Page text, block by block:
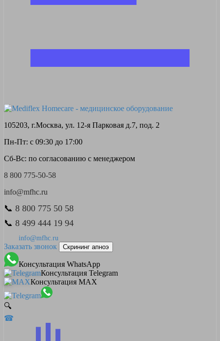
105203, г.Москва, ул. 12-я Парковая д.7, под. 2
Пн-Пт: с 09:30 до 17:00
Сб-Вс: по согласованию с менеджером
8 800 775-50-58
info@mfhc.ru
📞 8 800 775 50 58
📞 8 499 444 19 94
info@mfhc.ru
Заказать звонок Скрининг апноэ
Консультация WhatsApp
Консультация Telegram
Консультация MAX
🔍
☎